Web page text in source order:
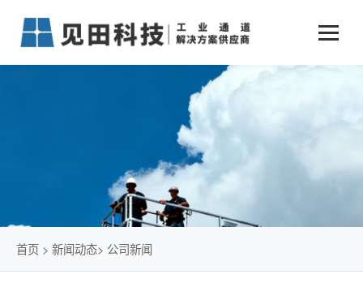
业务中心
仓储物流通道解决方案
智能立体库解决方案
简易升降机解决方案
新闻动态 +
传统仓储物流
石油化工行业
发展历程
首页 > 新闻动态> 公司新闻